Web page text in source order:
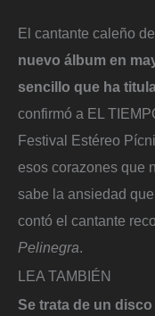
El cantante caleño
nuevo álbum en
sencillo que ha
confirmó a EL
Festival Estéreo
esos corazones que
sabe la ansiedad
contó el cantante
Pelinegra.
LEA TAMBIÉN
Se trata de un